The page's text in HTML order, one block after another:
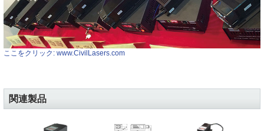
ここをクリック: www.CivilLasers.com
関連製品